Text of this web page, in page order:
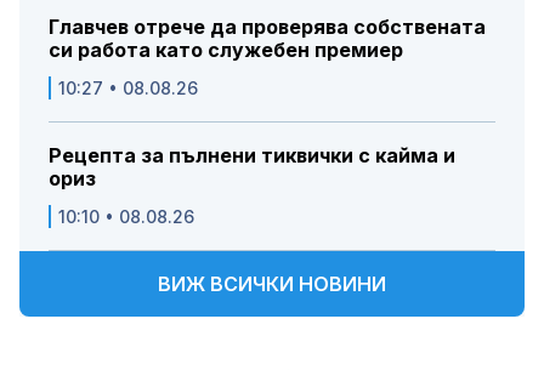
Главчев отрече да проверява собствената
си работа като служебен премиер
10:27 • 08.08.26
Рецепта за пълнени тиквички с кайма и
ориз
10:10 • 08.08.26
ВИЖ ВСИЧКИ НОВИНИ